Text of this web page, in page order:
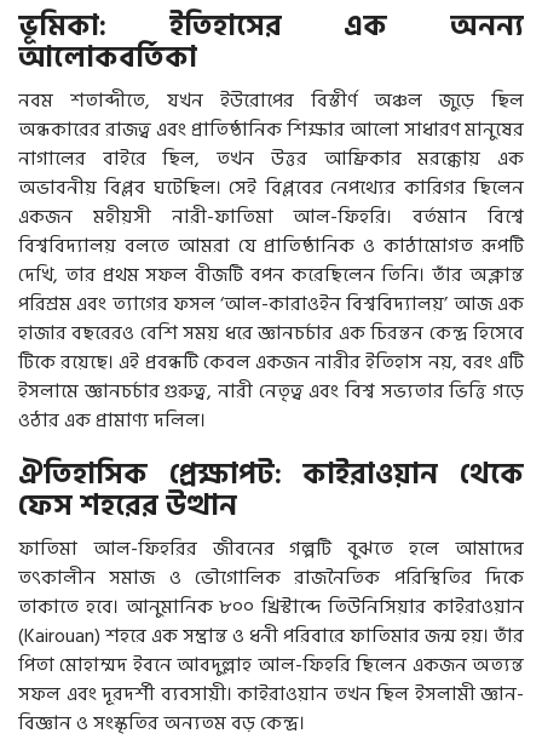
ভূমিকা: ইতিহাসের এক অনন্য
আলোকবর্তিকা
নবম শতাব্দীতে, যখন ইউরোপের বিস্তীর্ণ অঞ্চল জুড়ে ছিল
অন্ধকারের রাজত্ব এবং প্রাতিষ্ঠানিক শিক্ষার আলো সাধারণ মানুষের
নাগালের বাইরে ছিল, তখন উত্তর আফ্রিকার মরক্কোয় এক
অভাবনীয় বিপ্লব ঘটেছিল। সেই বিপ্লবের নেপথ্যের কারিগর ছিলেন
একজন মহীয়সী নারী-ফাতিমা আল-ফিহরি। বর্তমান বিশ্বে
বিশ্ববিদ্যালয় বলতে আমরা যে প্রাতিষ্ঠানিক ও কাঠামোগত রূপটি
দেখি, তার প্রথম সফল বীজটি বপন করেছিলেন তিনি। তাঁর অক্লান্ত
পরিশ্রম এবং ত্যাগের ফসল ‘আল-কারাওইন বিশ্ববিদ্যালয়’ আজ এক
হাজার বছরেরও বেশি সময় ধরে জ্ঞানচর্চার এক চিরন্তন কেন্দ্র হিসেবে
টিকে রয়েছে। এই প্রবন্ধটি কেবল একজন নারীর ইতিহাস নয়, বরং এটি
ইসলামে জ্ঞানচর্চার গুরুত্ব, নারী নেতৃত্ব এবং বিশ্ব সভ্যতার ভিত্তি গড়ে
ওঠার এক প্রামাণ্য দলিল।
ঐতিহাসিক প্রেক্ষাপট: কাইরাওয়ান থেকে
ফেস শহরের উত্থান
ফাতিমা আল-ফিহরির জীবনের গল্পটি বুঝতে হলে আমাদের
তৎকালীন সমাজ ও ভৌগোলিক রাজনৈতিক পরিস্থিতির দিকে
তাকাতে হবে। আনুমানিক ৮০০ খ্রিস্টাব্দে তিউনিসিয়ার কাইরাওয়ান
(Kairouan) শহরে এক সম্ভ্রান্ত ও ধনী পরিবারে ফাতিমার জন্ম হয়। তাঁর
পিতা মোহাম্মদ ইবনে আবদুল্লাহ আল-ফিহরি ছিলেন একজন অত্যন্ত
সফল এবং দূরদর্শী ব্যবসায়ী। কাইরাওয়ান তখন ছিল ইসলামী জ্ঞান-
বিজ্ঞান ও সংস্কৃতির অন্যতম বড় কেন্দ্র।